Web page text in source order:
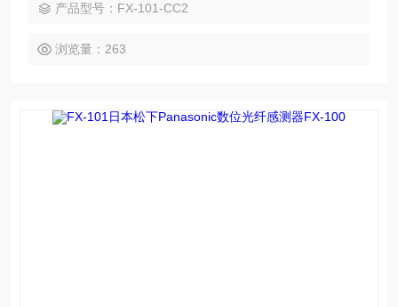
光纤探头实现微小物体、透明体、远距离及高速工件的高精度
产品型号：FX-101-CC2
浏览量：263